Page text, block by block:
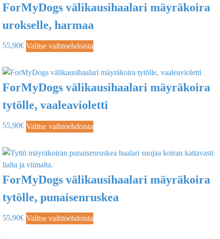
ForMyDogs välikausihaalari mäyräkoira
urokselle, harmaa
55,90€ Valitse vaihtoehdoista
ForMyDogs välikausihaalari mäyräkoira
tytölle, vaaleavioletti
55,90€ Valitse vaihtoehdoista
ForMyDogs välikausihaalari mäyräkoira
tytölle, punaisenruskea
55,90€ Valitse vaihtoehdoista